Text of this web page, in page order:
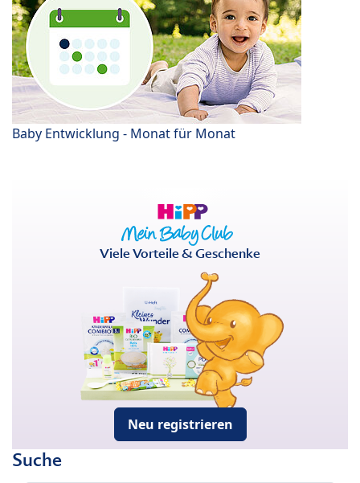
Baby Entwicklung - Monat für Monat
Viele Vorteile & Geschenke
Neu registrieren
Suche